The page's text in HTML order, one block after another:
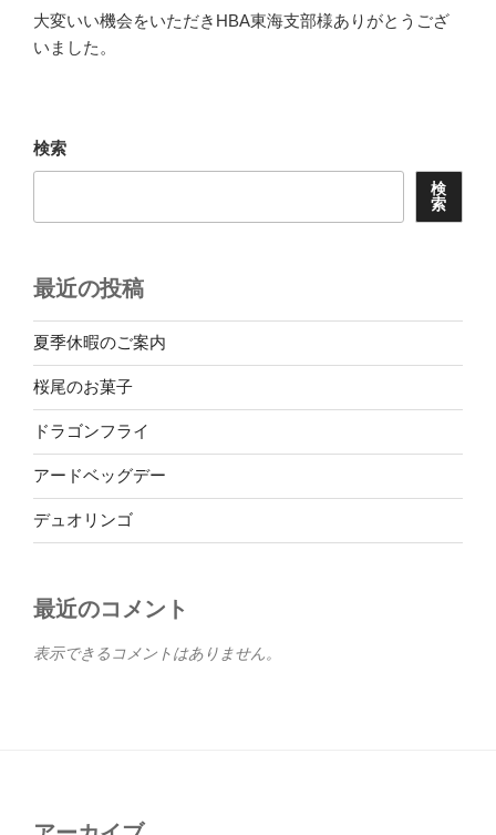
大変いい機会をいただきHBA東海支部様ありがとうござ
いました。
検索
検
索
最近の投稿
夏季休暇のご案内
桜尾のお菓子
ドラゴンフライ
アードベッグデー
デュオリンゴ
最近のコメント
表示できるコメントはありません。